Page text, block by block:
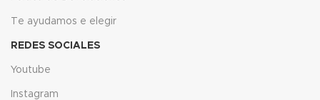
Te ayudamos e elegir
REDES SOCIALES
Youtube
Instagram